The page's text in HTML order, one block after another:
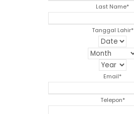
Last Name*
Tanggal Lahir*
Email*
Telepon*